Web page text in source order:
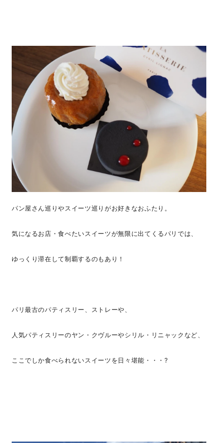
パン屋さん巡りやスイーツ巡りがお好きなおふたり。
気になるお店・食べたいスイーツが無限に出てくるパリでは、
ゆっくり滞在して制覇するのもあり！
パリ最古のパティスリー、ストレーや、
人気パティスリーのヤン・クヴルーやシリル・リニャックなど、
ここでしか食べられないスイーツを日々堪能・・・?